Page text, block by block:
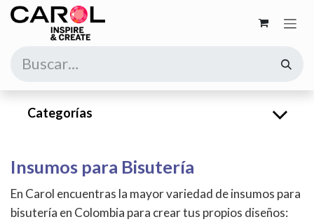
Ir al contenido
Categorías
Insumos para Bisutería
En Carol encuentras la mayor variedad de insumos para
bisutería en Colombia para crear tus propios diseños: